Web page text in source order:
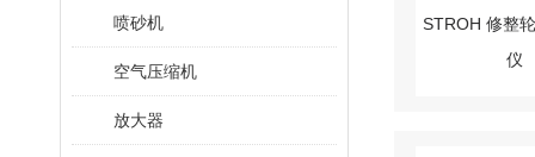
喷砂机
空气压缩机
放大器